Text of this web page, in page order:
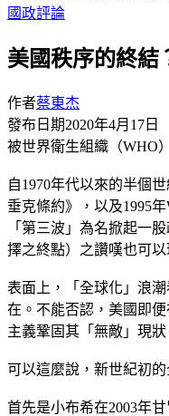
國政評論
美國秩序的終結
作者蔡東杰
發布日期2020年4月17日
被世界衛生組織（WHO
自1970年代以來的半個
垂克條約》，以及1995
「第三波」為名掀起一
擇之終點）之讚嘆也可以
表面上，「全球化」浪
在。不能否認，美國即
主義鞏固其「無敵」現狀
可以這麼說，新世紀初
首先是小布希在2003年